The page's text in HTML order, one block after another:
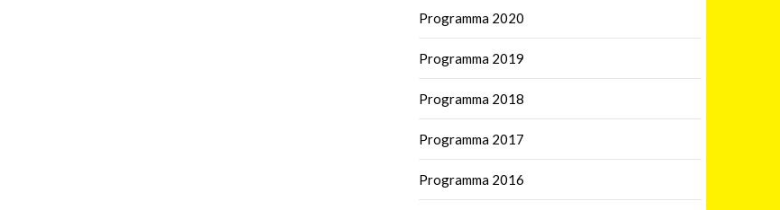
Programma 2020
Programma 2019
Programma 2018
Programma 2017
Programma 2016